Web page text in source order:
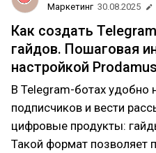
Маркетинг 30.08.2025
Как создать
гайдов. Пошаговая
настройкой
В Telegram-ботах удобно
подписчиков и вести
цифровые продукты:
Такой формат позволяет